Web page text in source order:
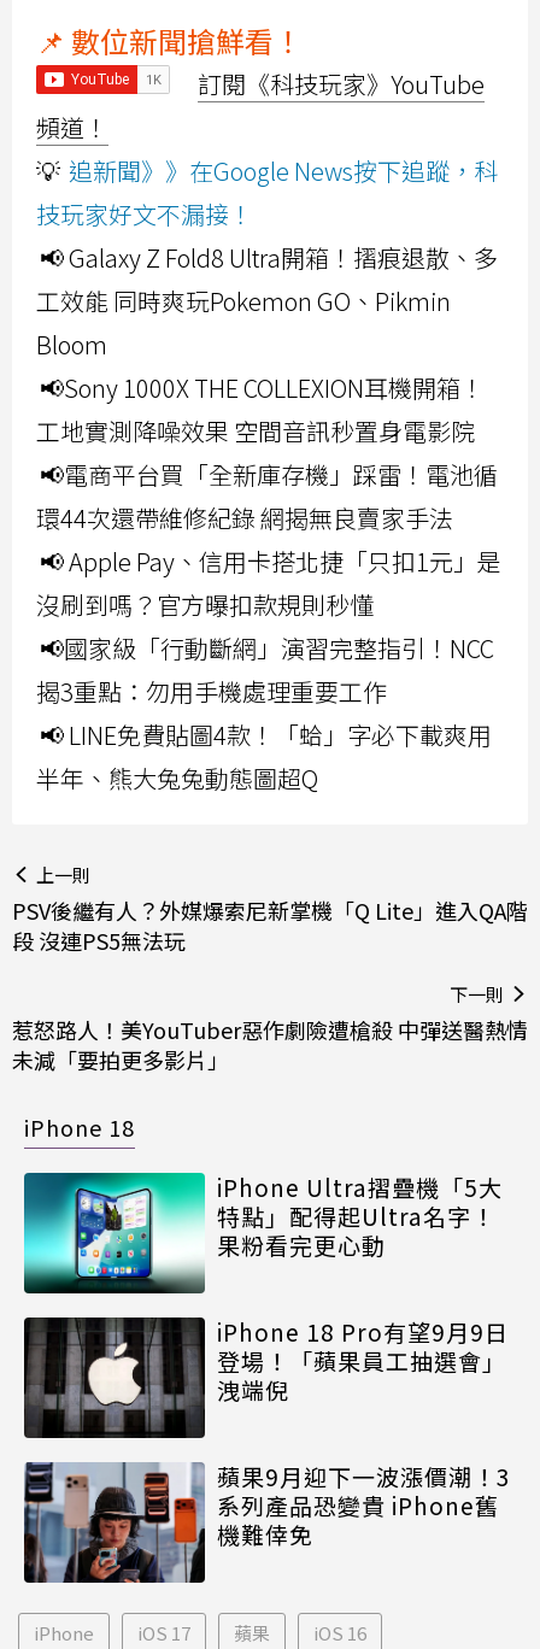
📌 數位新聞搶鮮看！
訂閱《科技玩家》YouTube
頻道！
💡 追新聞》》在Google News按下追蹤，科
技玩家好文不漏接！
📢 Galaxy Z Fold8 Ultra開箱！摺痕退散、多
工效能 同時爽玩Pokemon GO、Pikmin
Bloom
📢Sony 1000X THE COLLEXION耳機開箱！
工地實測降噪效果 空間音訊秒置身電影院
📢電商平台買「全新庫存機」踩雷！電池循
環44次還帶維修紀錄 網揭無良賣家手法
📢 Apple Pay、信用卡搭北捷「只扣1元」是
沒刷到嗎？官方曝扣款規則秒懂
📢國家級「行動斷網」演習完整指引！NCC
揭3重點：勿用手機處理重要工作
📢 LINE免費貼圖4款！「蛤」字必下載爽用
半年、熊大兔兔動態圖超Q
上一則
PSV後繼有人？外媒爆索尼新掌機「Q Lite」進入QA階
段 沒連PS5無法玩
下一則
惹怒路人！美YouTuber惡作劇險遭槍殺 中彈送醫熱情
未減「要拍更多影片」
iPhone 18
iPhone Ultra摺疊機「5大
特點」配得起Ultra名字！
果粉看完更心動
iPhone 18 Pro有望9月9日
登場！「蘋果員工抽選會」
洩端倪
蘋果9月迎下一波漲價潮！3
系列產品恐變貴 iPhone舊
機難倖免
iPhone iOS 17 蘋果 iOS 16